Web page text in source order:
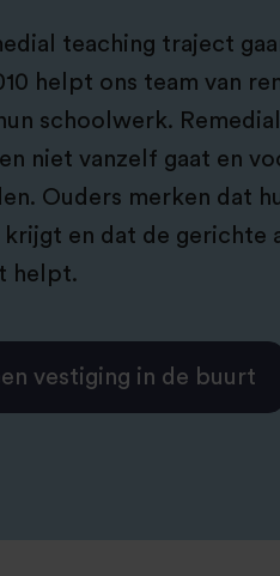
teaching traject
helpt ons team van
schoolwerk.
niet vanzelf gaat en
Ouders merken dat
en dat de gerichte
helpt.
vestiging in de buurt